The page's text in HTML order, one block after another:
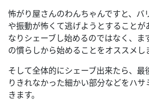
怖がり屋さんのわんちゃんですと、バ
や振動が怖くて逃げようとすることが
なりシェーブし始めるのではなく、ま
の慣らしから始めることをオススメし
そして全体的にシェーブ出来たら、最
りきれなかった細かい部分などをハサ
きます。